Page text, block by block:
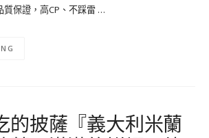
質保證，高CP、不踩雷 …
的披薩『義大利米蘭